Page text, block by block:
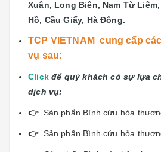
Xuân, Long Biên, Nam Từ
Hồ, Cầu Giấy, Hà Đông.
TCP VIETNAM cung cấp
vụ sau:
Click để quý khách có sự lựa
dịch vụ:
👉 Sản phẩn Bình cứu hỏa
👉 Sản phẩn Bình cứu hỏa